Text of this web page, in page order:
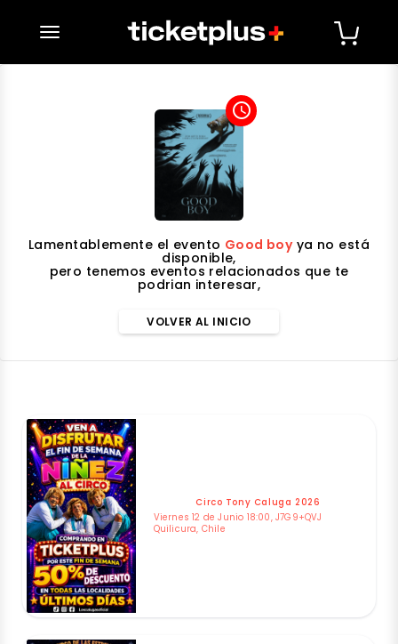
desplegar navegación
access_time
Lamentablemente el evento Good boyya no está
disponible,
pero tenemos eventos relacionados que te
podrian interesar,
VOLVER AL INICIO
Circo Tony Caluga 2026
Viernes 12 de Junio 18:00, J7G9+QVJ
Quilicura, Chile